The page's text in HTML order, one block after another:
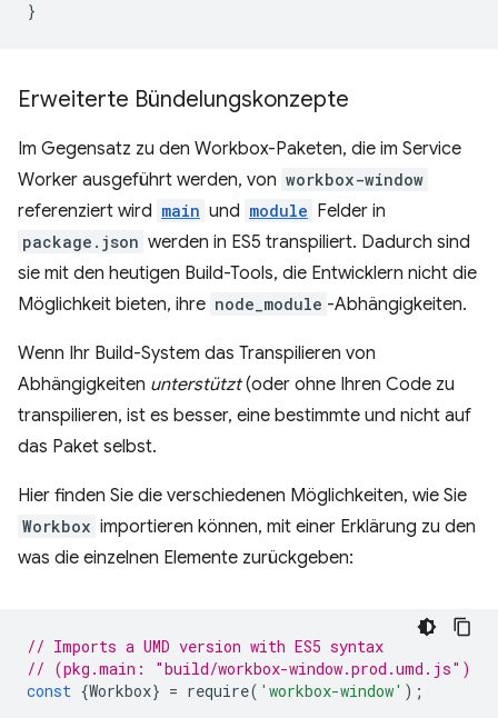
}
Erweiterte Bündelungskonzepte
Im Gegensatz zu den Workbox-Paketen, die im Service
Worker ausgeführt werden, von workbox-window
referenziert wird main und module Felder in
package.json werden in ES5 transpiliert. Dadurch sind
sie mit den heutigen Build-Tools, die Entwicklern nicht die
Möglichkeit bieten, ihre node_module -Abhängigkeiten.
Wenn Ihr Build-System das Transpilieren von
Abhängigkeiten unterstützt(oder ohne Ihren Code zu
transpilieren, ist es besser, eine bestimmte und nicht auf
das Paket selbst.
Hier finden Sie die verschiedenen Möglichkeiten, wie Sie
Workbox importieren können, mit einer Erklärung zu den
was die einzelnen Elemente zurückgeben:
// Imports a UMD version with ES5 syntax
// (pkg.main: "build/workbox-window.prod.umd.js")
const {Workbox} = require( 'workbox-window' );